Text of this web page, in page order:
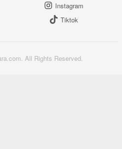
Instagram
Tiktok
All Rights Reserved.